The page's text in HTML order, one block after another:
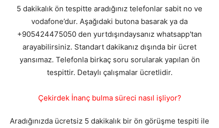
5 dakikalık ön tespitte aradığınız telefonlar sabit no ve
vodafone’dur. Aşağıdaki butona basarak ya da
+905424475050 den yurtdışındaysanız whatsapp'tan
arayabilirsiniz. Standart dakikanız dışında bir ücret
yansımaz. Telefonla birkaç soru sorularak yapılan ön
tespittir. Detaylı çalışmalar ücretlidir.
Çekirdek İnanç bulma süreci nasıl işliyor?
Aradığınızda ücretsiz 5 dakikalık bir ön görüşme tespiti ile